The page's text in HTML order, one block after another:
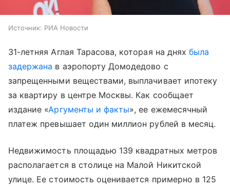
Источник: РИА Новости
31-летняя Аглая Тарасова, которая на дняхбыла
задержана в аэропорту Домодедово с
запрещенными веществами, выплачивает ипотеку
за квартиру в центре Москвы. Как сообщает
издание «Аргументы и факты», ее ежемесячный
платеж превышает один миллион рублей в месяц.
Недвижимость площадью 139 квадратных метров
располагается в столице на Малой Никитской
улице. Ее стоимость оценивается примерно в 125